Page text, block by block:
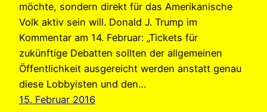
möchte, sondern direkt für das Amerikanische
Volk aktiv sein will. Donald J. Trump im
Kommentar am 14. Februar: „Tickets für
zukünftige Debatten sollten der allgemeinen
Öffentlichkeit ausgereicht werden anstatt genau
diese Lobbyisten und den…
15. Februar 2016